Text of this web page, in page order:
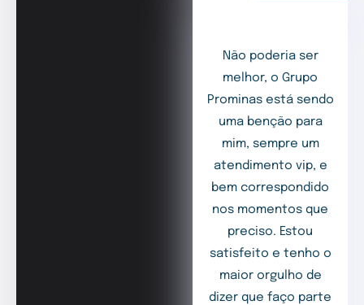
Não poderia ser
melhor, o Grupo
Prominas está sendo
uma benção para
mim, sempre um
atendimento vip, e
bem correspondido
nos momentos que
preciso. Estou
satisfeito e tenho o
maior orgulho de
dizer que faço parte